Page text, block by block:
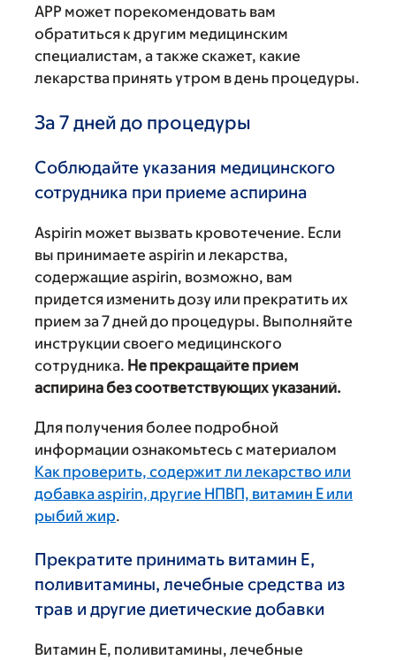
APP может порекомендовать вам
обратиться к другим медицинским
специалистам, а также скажет, какие
лекарства принять утром в день процедуры.
За 7 дней до процедуры
Соблюдайте указания медицинского
сотрудника при приеме аспирина
Aspirin может вызвать кровотечение. Если
вы принимаете aspirin и лекарства,
содержащие aspirin, возможно, вам
придется изменить дозу или прекратить их
прием за 7 дней до процедуры. Выполняйте
инструкции своего медицинского
сотрудника. Не прекращайте прием
аспирина без соответствующих указаний.
Для получения более подробной
информации ознакомьтесь с материалом
Как проверить, содержит ли лекарство или
добавка aspirin, другие НПВП, витамин Е или
рыбий жир.
Прекратите принимать витамин Е,
поливитамины, лечебные средства из
трав и другие диетические добавки
Витамин Е, поливитамины, лечебные